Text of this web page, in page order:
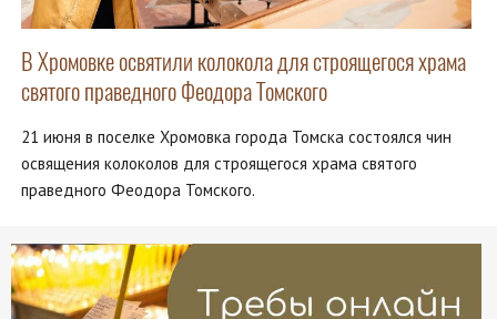
В Хромовке освятили колокола для строящегося храма
святого праведного Феодора Томского
21 июня в поселке Хромовка города Томска состоялся чин
освящения колоколов для строящегося храма святого
праведного Феодора Томского.